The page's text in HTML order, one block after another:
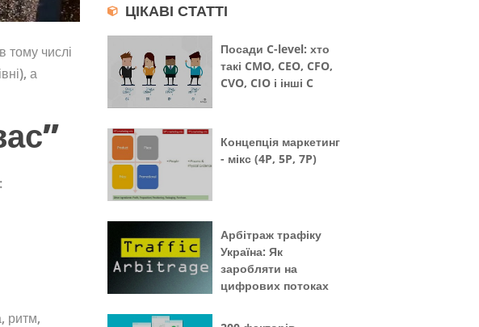
тому числі
а
ритм,
ЦІКАВІ СТАТТІ
Посади C-level: хто
такі CMO, CEO, CFO,
CVO, CIO і інші C
Концепція маркетинг
- мікс (4P, 5P, 7P)
Арбітраж трафіку
Україна: Як
заробляти на
цифрових потоках